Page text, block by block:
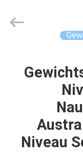
PRODUCTEN
ONSNiveau